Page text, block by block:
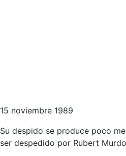
15 noviembre 1989
Su despido se produce poco
ser despedido por Rubert